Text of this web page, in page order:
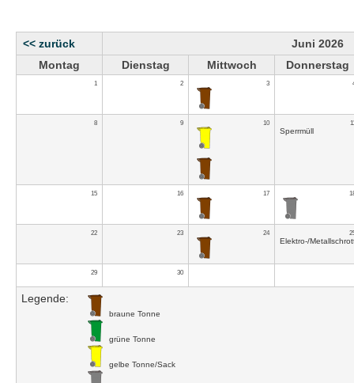
<< zurück
Juni 2026
Montag
Dienstag Mittwoch Donnerstag
1 2 3
8 9 10
Sperrmüll
15 16 17
22 23 24
Elektro-/
29 30
Legende:
braune Tonne
grüne Tonne
gelbe Tonne/Sack